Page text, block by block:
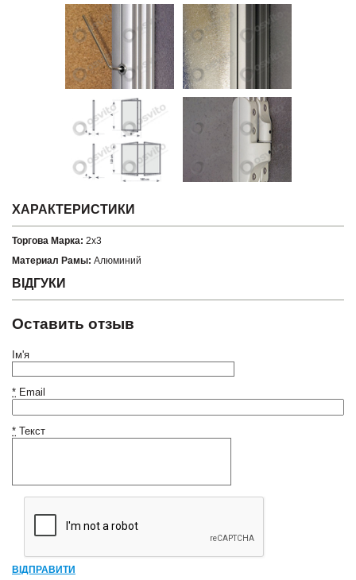
ХАРАКТЕРИСТИКИ
Торгова Марка: 2х3
Материал Рамы: Алюминий
ВІДГУКИ
Оставить отзыв
Ім'я
* Email
* Текст
ВІДПРАВИТИ